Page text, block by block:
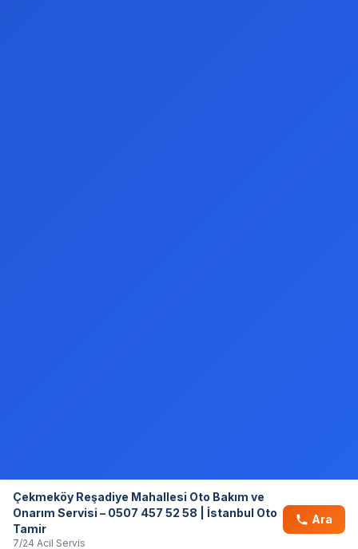
Çekmeköy Reşadiye Mahallesi Oto Bakım ve
Onarım Servisi – 0507 457 52 58 | İstanbul Oto
Tamir
7/24 Acil Servis
Ara